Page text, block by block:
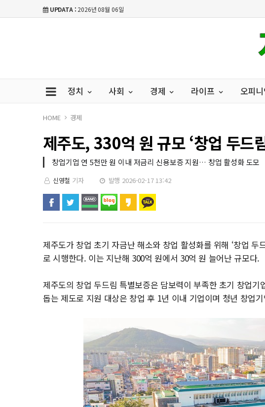
UPDATA : 2026년 08월 06일
정치 사회 경제 라이프 오피
HOME 경제
제주도, 330억 원 규모 ‘창업 두드
창업기업 연 5천만 원 이내 저금리 신용보증 지원… 창업 활성화 도모
신영철 기자 발행 2026-02-17 13:42
제주도가 창업 초기 자금난 해소와 창업 활성화를 위해 ‘창업
로 시행한다. 이는 지난해 300억 원에서 30억 원 늘어난 규모다.
제주도의 창업 두드림 특별보증은 담보력이 부족한 초기 창업
돕는 제도로 지원 대상은 창업 후 1년 이내 기업이며 청년 창업